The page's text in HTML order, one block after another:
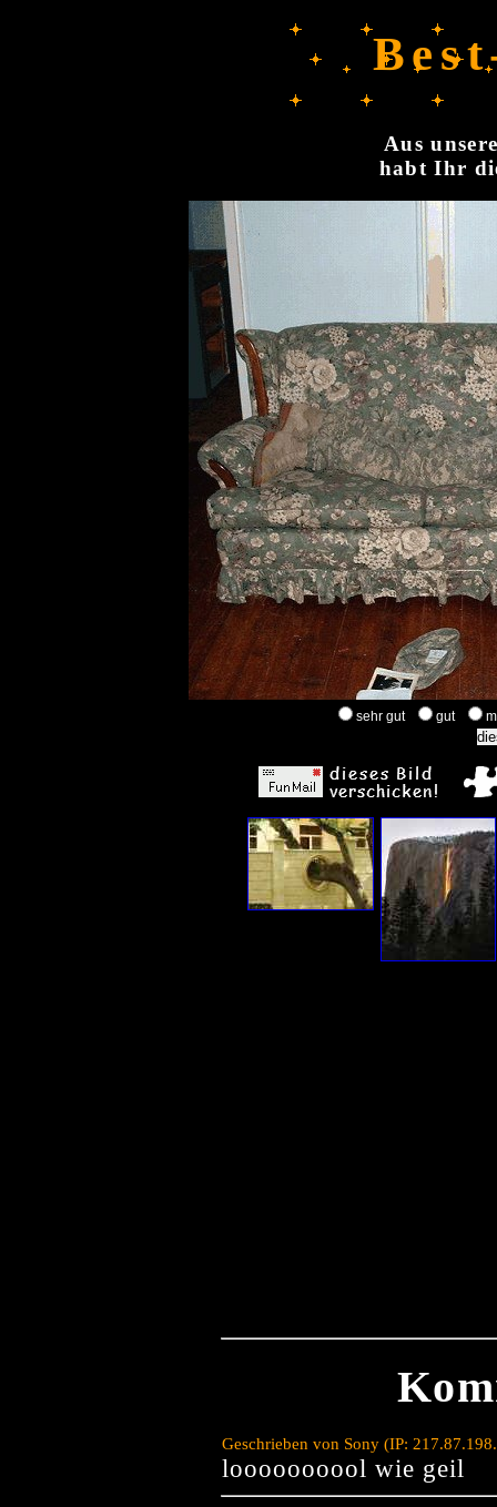
Aus
habt Ihr
sehr gut gut
Geschrieben von Sony (IP:
loooooooool wie geil